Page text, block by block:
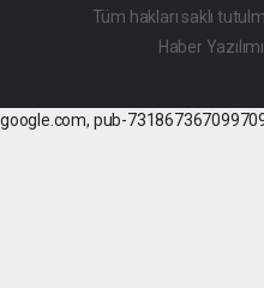
Tüm hakları saklı
Haber
google.com, pub-